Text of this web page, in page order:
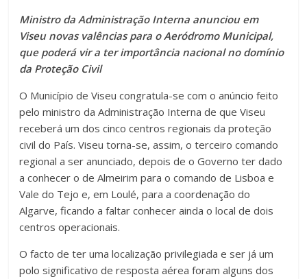
Ministro da Administração Interna anunciou em
Viseu novas valências para o Aeródromo Municipal,
que poderá vir a ter importância nacional no domínio
da Proteção Civil
O Município de Viseu congratula-se com o anúncio feito
pelo ministro da Administração Interna de que Viseu
receberá um dos cinco centros regionais da proteção
civil do País. Viseu torna-se, assim, o terceiro comando
regional a ser anunciado, depois de o Governo ter dado
a conhecer o de Almeirim para o comando de Lisboa e
Vale do Tejo e, em Loulé, para a coordenação do
Algarve, ficando a faltar conhecer ainda o local de dois
centros operacionais.
O facto de ter uma localização privilegiada e ser já um
polo significativo de resposta aérea foram alguns dos